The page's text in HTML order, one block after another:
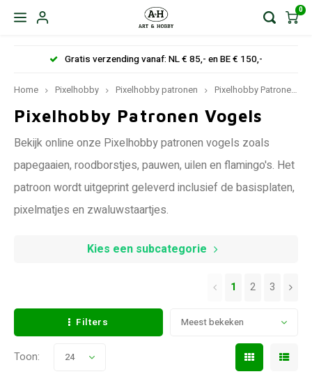
0
Gratis verzending vanaf: NL € 85,- en BE € 150,-
Home Pixelhobby Pixelhobby patronen Pixelhobby Patronen Dieren
Pixelhobby Patronen Vogels
Bekijk online onze Pixelhobby patronen vogels zoals
papegaaien, roodborstjes, pauwen, uilen en flamingo's. Het
patroon wordt uitgeprint geleverd inclusief de basisplaten,
pixelmatjes en zwaluwstaartjes.
Kies een subcategorie
Filters Meest bekeken
1 2 3
Toon: 24